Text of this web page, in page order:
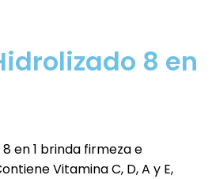
8 en
en 1 brinda firmeza e
Vitamina C, D, A y E,